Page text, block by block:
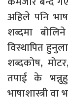
अहिले पनि
शब्दमा
विस्थापित
शब्दकोष,
तपाई के
भाषाशास्त्री